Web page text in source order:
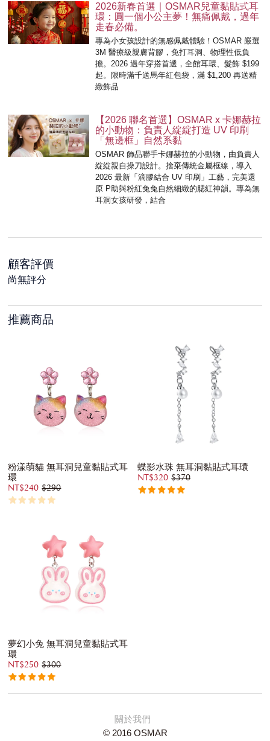
2026新春首選｜OSMAR兒童黏貼式耳
環：圓一個小公主夢！無痛佩戴，過年
走春必備。
專為小女孩設計的無感佩戴體驗！OSMAR 嚴選
3M 醫療級親膚背膠，免打耳洞、物理性低負
擔。2026 過年穿搭首選，全館耳環、髮飾 $199
起。限時滿千送馬年紅包袋，滿 $1,200 再送精
緻飾品
【2026 聯名首選】OSMAR x 卡娜赫拉
的小動物：負責人綻綻打造 UV 印刷
「無邊框」自然系黏
OSMAR 飾品聯手卡娜赫拉的小動物，由負責人
綻綻親自操刀設計。捨棄傳統金屬框線，導入
2026 最新「滴膠結合 UV 印刷」工藝，完美還
原 P助與粉紅兔兔自然細緻的腮紅神韻。專為無
耳洞女孩研發，結合
顧客評價
尚無評分
推薦商品
粉漾萌貓 無耳洞兒童黏貼式耳
環
NT$240 $290
蝶影水珠 無耳洞黏貼式耳環
NT$320 $370
夢幻小兔 無耳洞兒童黏貼式耳
環
NT$250 $300
關於我們
© 2016 OSMAR